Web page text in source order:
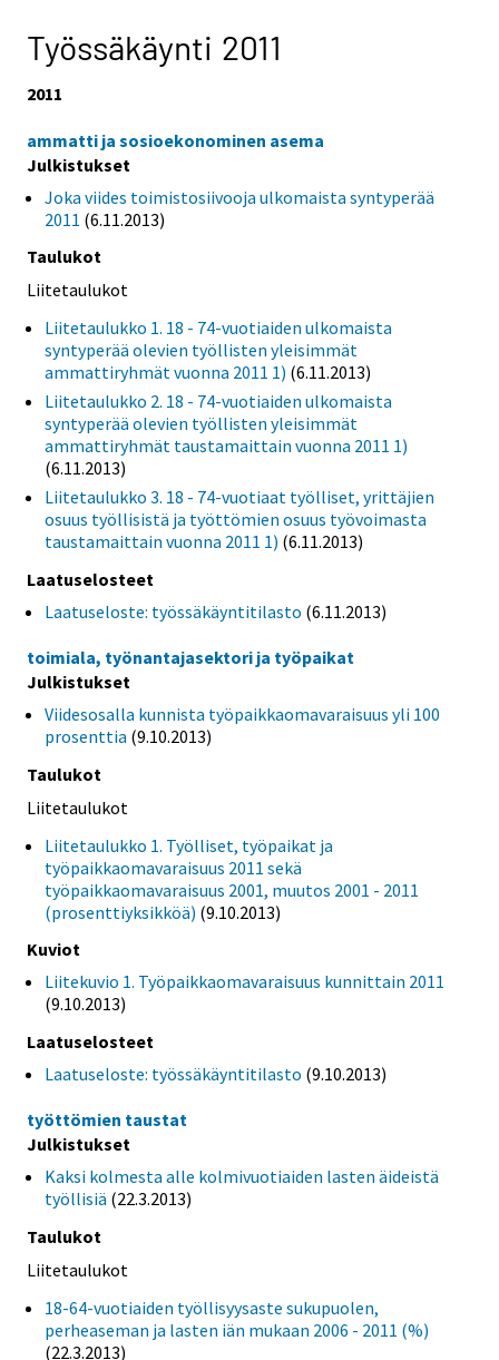
Työssäkäynti 2011
2011
ammatti ja sosioekonominen asema
Julkistukset
Joka viides toimistosiivooja ulkomaista syntyperää
2011 (6.11.2013)
Taulukot
Liitetaulukot
Liitetaulukko 1. 18 - 74-vuotiaiden ulkomaista
syntyperää olevien työllisten yleisimmät
ammattiryhmät vuonna 2011 1) (6.11.2013)
Liitetaulukko 2. 18 - 74-vuotiaiden ulkomaista
syntyperää olevien työllisten yleisimmät
ammattiryhmät taustamaittain vuonna 2011 1)
(6.11.2013)
Liitetaulukko 3. 18 - 74-vuotiaat työlliset, yrittäjien
osuus työllisistä ja työttömien osuus työvoimasta
taustamaittain vuonna 2011 1) (6.11.2013)
Laatuselosteet
Laatuseloste: työssäkäyntitilasto (6.11.2013)
toimiala, työnantajasektori ja työpaikat
Julkistukset
Viidesosalla kunnista työpaikkaomavaraisuus yli 100
prosenttia (9.10.2013)
Taulukot
Liitetaulukot
Liitetaulukko 1. Työlliset, työpaikat ja
työpaikkaomavaraisuus 2011 sekä
työpaikkaomavaraisuus 2001, muutos 2001 - 2011
(prosenttiyksikköä) (9.10.2013)
Kuviot
Liitekuvio 1. Työpaikkaomavaraisuus kunnittain 2011
(9.10.2013)
Laatuselosteet
Laatuseloste: työssäkäyntitilasto (9.10.2013)
työttömien taustat
Julkistukset
Kaksi kolmesta alle kolmivuotiaiden lasten äideistä
työllisiä (22.3.2013)
Taulukot
Liitetaulukot
18-64-vuotiaiden työllisyysaste sukupuolen,
perheaseman ja lasten iän mukaan 2006 - 2011 (%)
(22.3.2013)